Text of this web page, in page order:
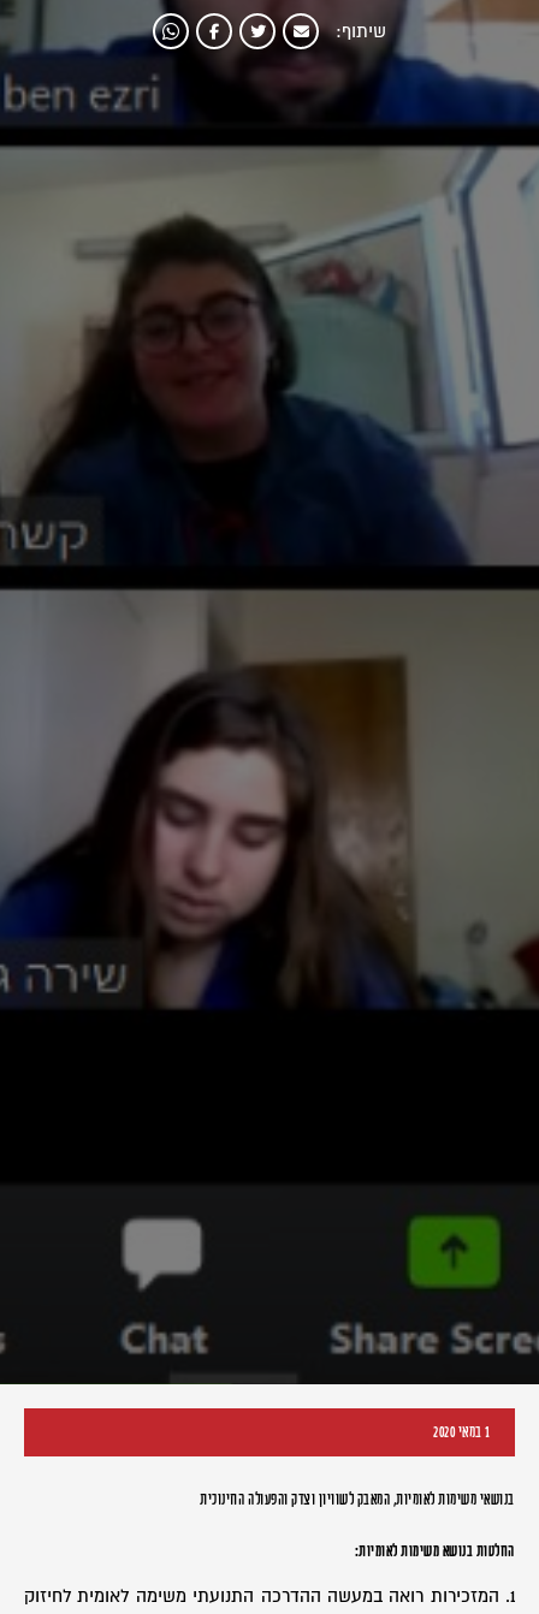
שיתוף:
1 במאי 2020
בנושאי משימות לאומיות, המאבק לשוויון וצדק והפעולה החינוכית
החלטות בנושא משימות לאומיות:
1. המזכירות רואה במעשה ההדרכה התנועתי משימה לאומית לחיזוק